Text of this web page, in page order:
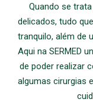
Quando se
delicados, tudo
tranquilo, além de
Aqui na SERMED
de poder realizar
algumas cirurgias